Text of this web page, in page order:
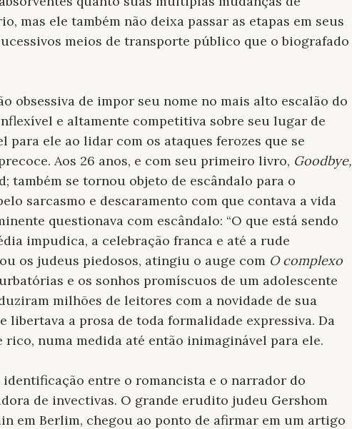
mas ele também não deixa passar as etapas em seus
meios de transporte público que o biografado
obsessiva de impor seu nome no mais alto escalão do
e altamente competitiva sobre seu lugar de
ele ao lidar com os ataques ferozes que se
Aos 26 anos, e com seu primeiro livro, Goodbye,
também se tornou objeto de escândalo para o
sarcasmo e descaramento com que contava a vida
questionava com escândalo: “O que está sendo
impudica, a celebração franca e até a rude
os judeus piedosos, atingiu o auge com O complexo
e os sonhos promíscuos de um adolescente
milhões de leitores com a novidade de sua
a prosa de toda formalidade expressiva. Da
numa medida até então inimaginável para ele.
entre o romancista e o narrador do
de invectivas. O grande erudito judeu Gershom
em Berlim, chegou ao ponto de afirmar em um artigo